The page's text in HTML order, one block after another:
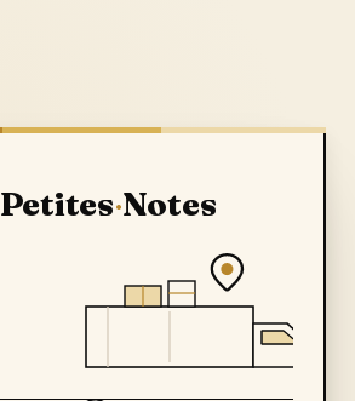
Petites·Notes